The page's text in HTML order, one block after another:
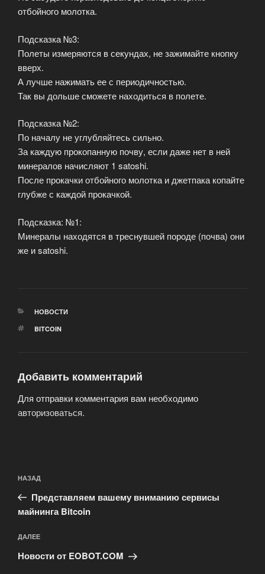
отбойного молотка.
Подсказка №3:
Полеты измеряются в секундах, не зажимайте кнопку
вверх.
А лучше нажимать ее с периодичностью.
Так вы дольше сможете находиться в полете.
Подсказка №2:
По началу не углубляйтесь сильно.
За каждую прокопанную почву, если даже нет в ней
минералов начисляют 1 satoshi.
После прокачки отбойного молотка и джетпака копайте
глубже с каждой прокачкой.
Подсказка: №1:
Минералы находятся в треснувшей породе (почва) они
же и satoshi.
РУБРИКИ
НОВОСТИ
МЕТКИ
BITCOIN
Добавить комментарий
Для отправки комментария вам необходимо
авторизоваться.
по
записям
Предыдущая
запись:
НАЗАД
Представляем вашему вниманию сервисы
майнинга Bitcoin
Следующая
запись
ДАЛЕЕ
Новости от EOBOT.COM